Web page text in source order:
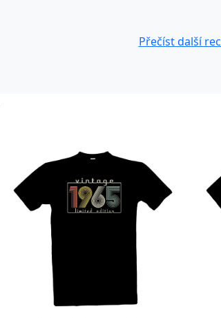
Přečíst další